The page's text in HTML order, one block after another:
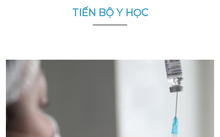
TIẾN BỘ Y HỌC